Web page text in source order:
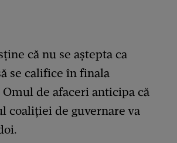
că nu se aștepta ca
se califice în finala
de afaceri anticipa că
coaliției de guvernare va